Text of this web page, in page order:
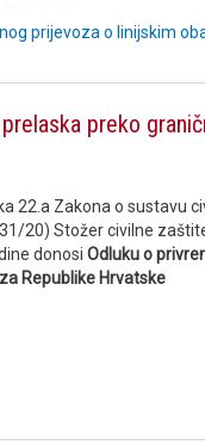
prijevoza o linijskim
preko
22.a Zakona o sustavu
20) Stožer civilne
donosi Odluku o
Republike Hrvatske